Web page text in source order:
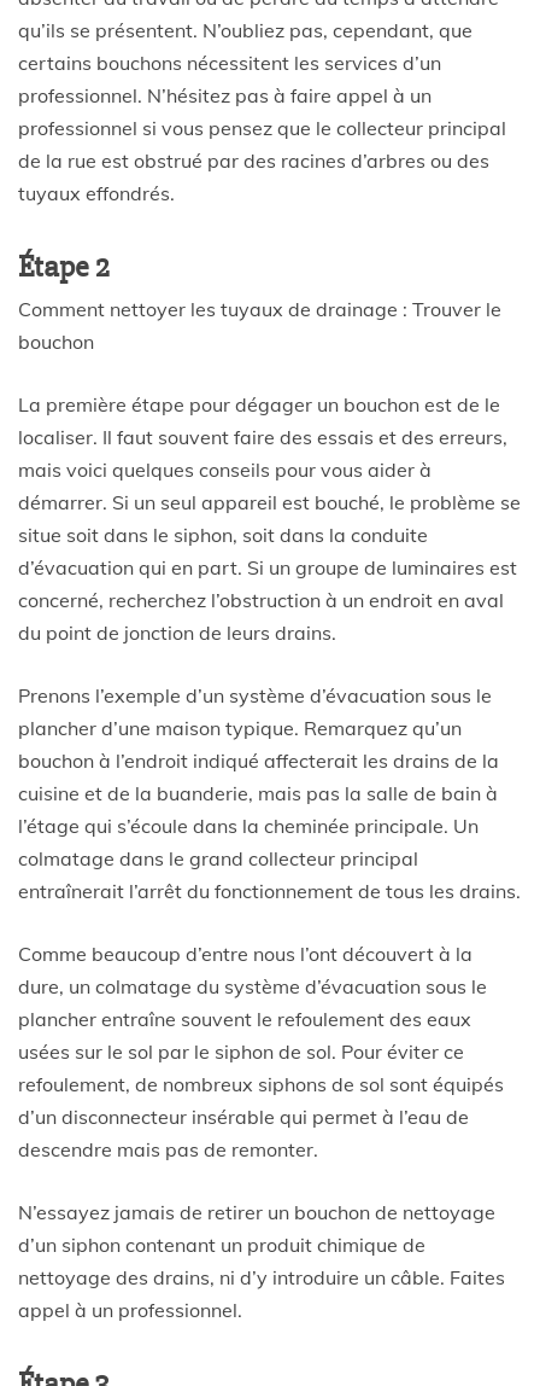
qu’ils se présentent. N’oubliez pas, cependant, que
certains bouchons nécessitent les services d’un
professionnel. N’hésitez pas à faire appel à un
professionnel si vous pensez que le collecteur principal
de la rue est obstrué par des racines d’arbres ou des
tuyaux effondrés.
Étape 2
Comment nettoyer les tuyaux de drainage : Trouver le
bouchon
La première étape pour dégager un bouchon est de le
localiser. Il faut souvent faire des essais et des erreurs,
mais voici quelques conseils pour vous aider à
démarrer. Si un seul appareil est bouché, le problème se
situe soit dans le siphon, soit dans la conduite
d’évacuation qui en part. Si un groupe de luminaires est
concerné, recherchez l’obstruction à un endroit en aval
du point de jonction de leurs drains.
Prenons l’exemple d’un système d’évacuation sous le
plancher d’une maison typique. Remarquez qu’un
bouchon à l’endroit indiqué affecterait les drains de la
cuisine et de la buanderie, mais pas la salle de bain à
l’étage qui s’écoule dans la cheminée principale. Un
colmatage dans le grand collecteur principal
entraînerait l’arrêt du fonctionnement de tous les drains.
Comme beaucoup d’entre nous l’ont découvert à la
dure, un colmatage du système d’évacuation sous le
plancher entraîne souvent le refoulement des eaux
usées sur le sol par le siphon de sol. Pour éviter ce
refoulement, de nombreux siphons de sol sont équipés
d’un disconnecteur insérable qui permet à l’eau de
descendre mais pas de remonter.
N’essayez jamais de retirer un bouchon de nettoyage
d’un siphon contenant un produit chimique de
nettoyage des drains, ni d’y introduire un câble. Faites
appel à un professionnel.